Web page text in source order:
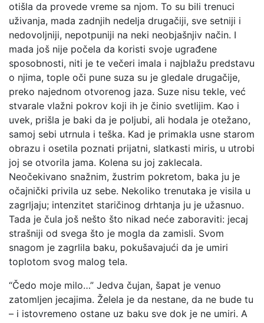
otišla da provede vreme sa njom. To su bili trenuci
uživanja, mada zadnjih nedelja drugačiji, sve setniji i
nedovoljniji, nepotpuniji na neki neobjašnjiv način. I
mada još nije počela da koristi svoje ugrađene
sposobnosti, niti je te večeri imala i najblažu predstavu
o njima, tople oči pune suza su je gledale drugačije,
preko najednom otvorenog jaza. Suze nisu tekle, već
stvarale vlažni pokrov koji ih je činio svetlijim. Kao i
uvek, prišla je baki da je poljubi, ali hodala je otežano,
samoj sebi utrnula i teška. Kad je primakla usne starom
obrazu i osetila poznati prijatni, slatkasti miris, u utrobi
joj se otvorila jama. Kolena su joj zaklecala.
Neočekivano snažnim, žustrim pokretom, baka ju je
očajnički privila uz sebe. Nekoliko trenutaka je visila u
zagrljaju; intenzitet staričinog drhtanja ju je užasnuo.
Tada je čula još nešto što nikad neće zaboraviti: jecaj
strašniji od svega što je mogla da zamisli. Svom
snagom je zagrlila baku, pokušavajući da je umiri
toplotom svog malog tela.
“Čedo moje milo…” Jedva čujan, šapat je venuo
zatomljen jecajima. Želela je da nestane, da ne bude tu
– i istovremeno ostane uz baku sve dok je ne umiri. A